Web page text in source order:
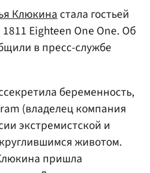
Клюкинастала гостьей
Eighteen One One. Об
в пресс-службе
беременность,
(владелец компания
экстремистской и
животом.
пришла